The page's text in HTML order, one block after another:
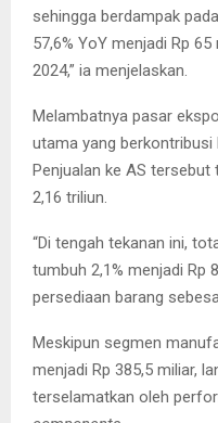
sehingga berdampak
57,6% YoY menjadi Rp
2024,” ia menjelaskan.
Melambatnya pasar
utama yang berkontribusi
Penjualan ke AS tersebut
2,16 triliun.
“Di tengah tekanan ini,
tumbuh 2,1% menjadi Rp
persediaan barang
Meskipun segmen
menjadi Rp 385,5 miliar,
terselamatkan oleh